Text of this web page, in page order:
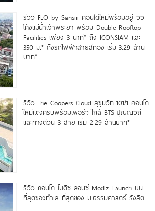
รีวิว FLO by Sansiri คอนโดใหม่พร้อมอยู่ วิว
โค้งแม่น้ำเจ้าพระยา พร้อม Double Rooftop
Facilities เพียง 3 นาที* ถึง ICONSIAM และ
350 ม.* ถึงรถไฟฟ้าสายสีทอง เริ่ม 3.29 ล้าน
บาท*
รีวิว The Coopers Cloud สุขุมวิท 101/1 คอนโด
ใหม่แต่งครบพร้อมเฟอร์ฯ ใกล้ BTS ปุณณวิถี
และทางด่วน 3 สาย เริ่ม 2.29 ล้านบาท*
รีวิว คอนโด โมดิซ ลอนซ์ Modiz Launch บน
ที่สุดของทำเล ที่สุดของ ม.ธรรมศาสตร์ รังสิต